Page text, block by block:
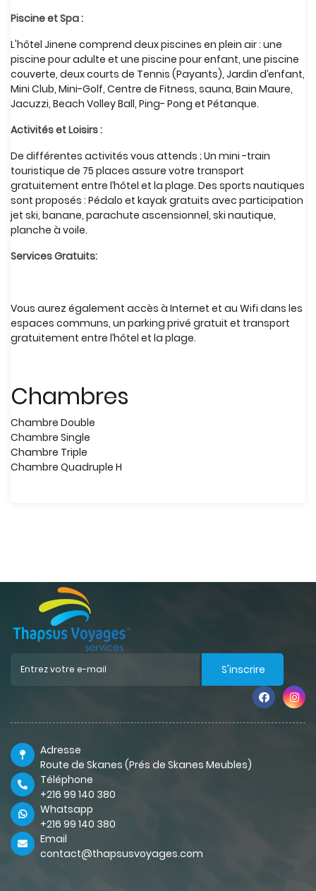
Piscine et Spa :
L'hôtel Jinene comprend deux piscines en plein air : une
piscine pour adulte et une piscine pour enfant, une piscine
couverte, deux courts de Tennis (Payants), Jardin d’enfant,
Mini Club, Mini-Golf, Centre de Fitness, sauna, Bain Maure,
Jacuzzi, Beach Volley Ball, Ping- Pong et Pétanque.
Activités et Loisirs :
De différentes activités vous attends ; Un mini -train
touristique de 75 places assure votre transport
gratuitement entre l’hôtel et la plage. Des sports nautiques
sont proposés : Pédalo et kayak gratuits avec participation
jet ski, banane, parachute ascensionnel, ski nautique,
planche à voile.
Services Gratuits:
Vous aurez également accès à Internet et au Wifi dans les
espaces communs, un parking privé gratuit et transport
gratuitement entre l’hôtel et la plage.
Chambres
Chambre Double
Chambre Single
Chambre Triple
Chambre Quadruple H
S'inscrire
Adresse
Route de Skanes (Prés de Skanes Meubles)
Téléphone
+216 99 140 380
Whatsapp
+216 99 140 380
Email
contact@thapsusvoyages.com